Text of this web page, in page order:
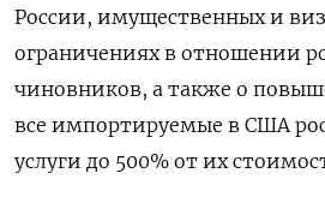
России, имущественных и
ограничениях в отношении
чиновников, а также о
все импортируемые в США
услуги до 500% от их